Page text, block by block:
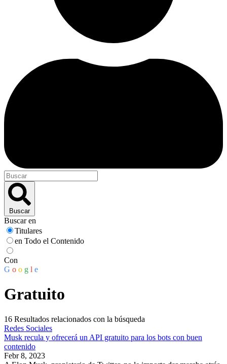
Buscar
Buscar en
Titulares
en Todo el Contenido
Con
G o o g l e
Gratuito
16 Resultados relacionados con la búsqueda
Redes Sociales
Musk recula y ofrecerá un API gratuito para los bots con buen
contenido
Febr 8, 2023